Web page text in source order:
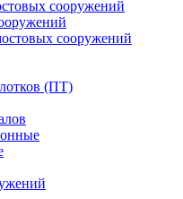
сооружений
сооружений
(ПТ)